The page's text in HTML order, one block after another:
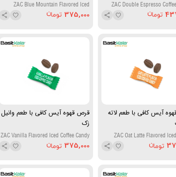
ZAC Double Espresso
ZAC Blue Mountain Flavored Iced
Coffee Candy
375,000
آیس کافی با طعم لاته
ZAC Oat Latte Flavored
قرص قهوه آیس کافی با طعم وانیل
زک
ZAC Vanilla Flavored Iced Coffee Candy
375,000